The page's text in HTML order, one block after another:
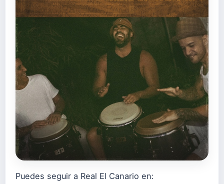
Puedes seguir a Real El Canario en: